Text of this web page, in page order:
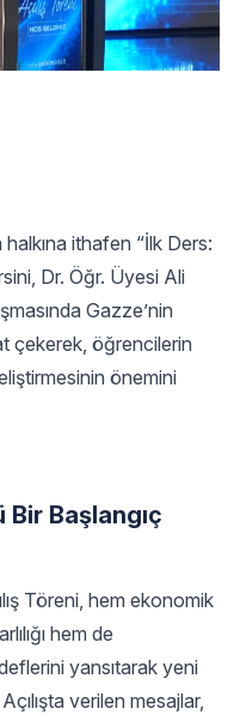
halkına ithafen “İlk Ders:
Dr. Öğr. Üyesi Ali
Gazze’nin
çekerek, öğrencilerin
önemini
Bir Başlangıç
Töreni, hem ekonomik
hem de
yansıtarak yeni
verilen mesajlar,